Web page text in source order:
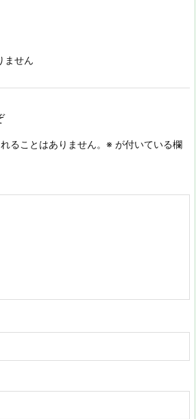
ません
ることはありません。 ※ が付いている欄